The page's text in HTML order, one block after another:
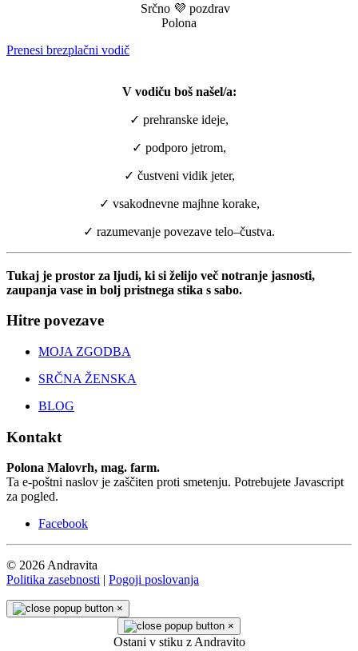
Srčno 💜 pozdrav
Polona
Prenesi brezplačni vodič
V vodiču boš našel/a:
✓ prehranske ideje,
✓ podporo jetrom,
✓ čustveni vidik jeter,
✓ vsakodnevne majhne korake,
✓ razumevanje povezave telo–čustva.
Tukaj je prostor za ljudi, ki si želijo več notranje jasnosti,
zaupanja vase in bolj pristnega stika s sabo.
Hitre povezave
MOJA ZGODBA
SRČNA ŽENSKA
BLOG
Kontakt
Polona Malovrh, mag. farm.
Ta e-poštni naslov je zaščiten proti smetenju. Potrebujete Javascript
za pogled.
Facebook
© 2026 Andravita
Politika zasebnosti
Pogoji poslovanja
×
×
Ostani v stiku z Andravito